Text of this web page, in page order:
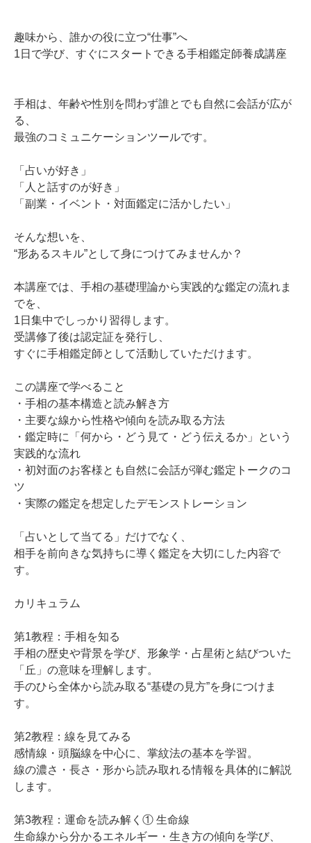
趣味から、誰かの役に立つ“仕事”へ
1日で学び、すぐにスタートできる手相鑑定師養成講座
手相は、年齢や性別を問わず誰とでも自然に会話が広が
る、
最強のコミュニケーションツールです。
「占いが好き」
「人と話すのが好き」
「副業・イベント・対面鑑定に活かしたい」
そんな想いを、
“形あるスキル”として身につけてみませんか？
本講座では、手相の基礎理論から実践的な鑑定の流れま
でを、
1日集中でしっかり習得します。
受講修了後は認定証を発行し、
すぐに手相鑑定師として活動していただけます。
この講座で学べること
・手相の基本構造と読み解き方
・主要な線から性格や傾向を読み取る方法
・鑑定時に「何から・どう見て・どう伝えるか」という
実践的な流れ
・初対面のお客様とも自然に会話が弾む鑑定トークのコ
ツ
・実際の鑑定を想定したデモンストレーション
「占いとして当てる」だけでなく、
相手を前向きな気持ちに導く鑑定を大切にした内容で
す。
カリキュラム
第1教程：手相を知る
手相の歴史や背景を学び、形象学・占星術と結びついた
「丘」の意味を理解します。
手のひら全体から読み取る“基礎の見方”を身につけま
す。
第2教程：線を見てみる
感情線・頭脳線を中心に、掌紋法の基本を学習。
線の濃さ・長さ・形から読み取れる情報を具体的に解説
します。
第3教程：運命を読み解く① 生命線
生命線から分かるエネルギー・生き方の傾向を学び、